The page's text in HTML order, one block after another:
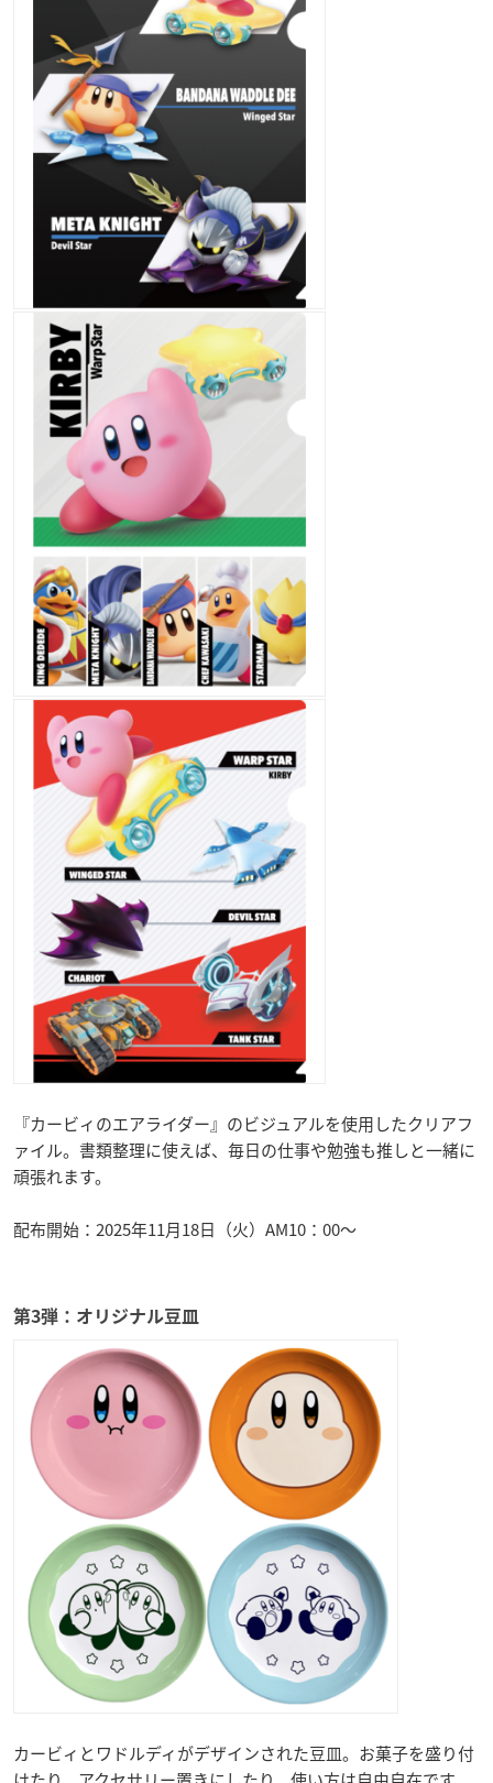
『カービィのエアライダー』のビジュアルを使用したクリアフ
ァイル。書類整理に使えば、毎日の仕事や勉強も推しと一緒に
頑張れます。
配布開始：2025年11月18日（火）AM10：00〜
第3弾：オリジナル豆皿
カービィとワドルディがデザインされた豆皿。お菓子を盛り付